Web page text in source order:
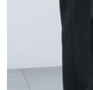
１．透過由恩沛科
易，需依本服務之
權轉讓予恩沛科技
２．關於個人資料
https://aftee.tw/
３．未成年的使用
「AFTEE先享後付
每筆NT$60，滿
每筆NT$60，滿
宅配